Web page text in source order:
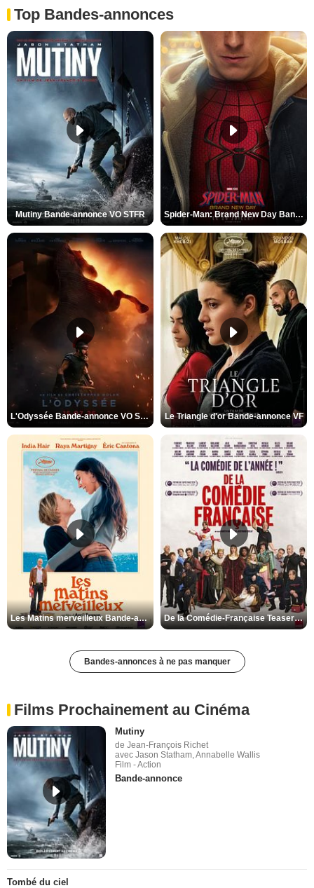
Top Bandes-annonces
Mutiny Bande-annonce VO STFR Spider-Man: Brand New Day Bande-annonce VO STFR
L'Odyssée Bande-annonce VO STFR Le Triangle d'or Bande-annonce VF
Les Matins merveilleux Bande-annonce VF De la Comédie-Française Teaser VF
Bandes-annonces à ne pas manquer
Films Prochainement au Cinéma
Mutiny
de Jean-François Richet
avec Jason Statham, Annabelle Wallis
Film - Action
Bande-annonce
Tombé du ciel